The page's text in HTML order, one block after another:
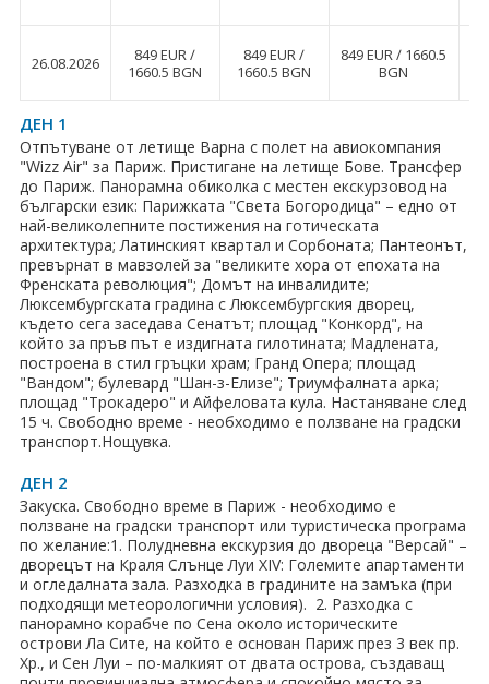
Празници в България
Предколедни
Нова година
Великден 2026
ЕКЗОТИКА
Екзотични почивки
КРУИЗИ
САМОЛЕТНИ БИЛЕТИ
ХОТЕЛИ
Хотели в България
Хотели в чужбина
ЕЗИКОВО УЧИЛИЩЕ
SUMMER ENGLISH TALENTS ACADEMY
26.08.2026
849 EUR ∕
1660.5 BGN
849 EUR ∕
1660.5 BGN
849 EUR ∕ 1660.5
BGN
ДЕН 1
Отпътуване от летище Варна с полет на авиокомпания
"Wizz Air" за Париж. Пристигане на летище Бове. Трансфер
до Париж. Панорамна обиколка с местен екскурзовод на
български език: Парижката "Света Богородица" – едно от
най-великолепните постижения на готическата
архитектура; Латинският квартал и Сорбоната; Пантеонът,
превърнат в мавзолей за "великите хора от епохата на
Френската революция"; Домът на инвалидите;
Люксембургската градина с Люксембургския дворец,
където сега заседава Сенатът; площад "Конкорд", на
който за пръв път е издигната гилотината; Мадлената,
построена в стил гръцки храм; Гранд Опера; площад
"Вандом"; булевард "Шан-з-Елизе"; Триумфалната арка;
площад "Трокадеро" и Айфеловата кула. Настаняване след
15 ч. Свободно време - необходимо е ползване на градски
транспорт.Нощувка.
ДЕН 2
Закуска. Свободно време в Париж - необходимо е
ползване на градски транспорт или туристическа програма
по желание:1. Полудневна екскурзия до двореца "Версай" –
дворецът на Краля Слънце Луи ХІV: Големите апартаменти
и огледалната зала. Разходка в градините на замъка (при
подходящи метеорологични условия). 2. Разходка с
панорамно корабче по Сена около историческите
острови Ла Сите, на който е основан Париж през 3 век пр.
Хр., и Сен Луи – по-малкият от двата острова, създаващ